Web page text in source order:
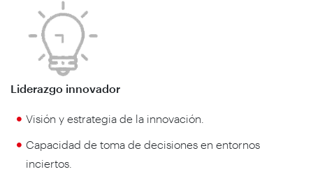
Liderazgo innovador
Visión y estrategia de la innovación.
Capacidad de toma de decisiones en entornos
inciertos.